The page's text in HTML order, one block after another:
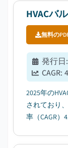
HVACバ
無料の
発行日:
CAGR:
2025年の
されており
率（CAGR